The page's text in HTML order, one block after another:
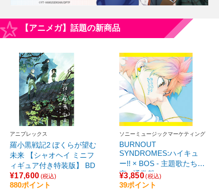
【アニメガ】話題の新商品
アニプレックス
羅小黒戦記2 ぼくらが望む
未来 【シャオヘイ ミニフ
ィギュア付き特装版】 BD
¥17,600 (税込)
880ポイント
ソニーミュージックマーケティング
BURNOUT
SYNDROMES:ハイキュ
ー!! × BOS - 主題歌たちの
宴 - 通常盤
¥3,850(税込)
39ポイント